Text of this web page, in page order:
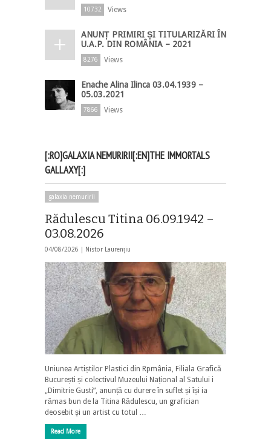
10732 Views
ANUNȚ PRIMIRI ȘI TITULARIZĂRI ÎN
U.A.P. DIN ROMÂNIA – 2021
8276 Views
Enache Alina Ilinca 03.04.1939 –
05.03.2021
7866 Views
[:RO]GALAXIA NEMURIRII[:EN]THE IMMORTALS
GALLAXY[:]
galaxia nemuririi
Rădulescu Titina 06.09.1942 –
03.08.2026
04/08/2026 | Nistor Laurențiu
Uniunea Artiștilor Plastici din Rpmânia, Filiala Grafică
București și colectivul Muzeului Național al Satului i
„Dimitrie Gusti”, anunță cu durere în suflet și își ia
rămas bun de la Titina Rădulescu, un grafician
deosebit și un artist cu totul …
Read More